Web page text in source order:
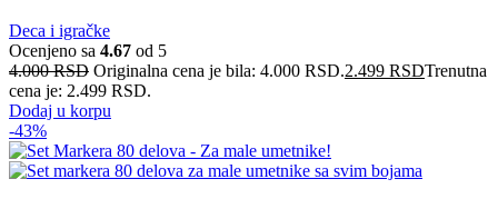
Deca i igračke
Ocenjeno sa 4.67 od 5
4.000RSD Originalna cena je bila: 4.000 RSD.2.499 RSDTrenutna
cena je: 2.499 RSD.
Dodaj u korpu
-43%